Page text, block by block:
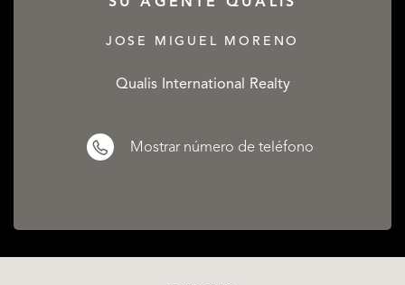
JOSE MIGUEL MORENO
Qualis International Realty
Mostrar número de teléfono